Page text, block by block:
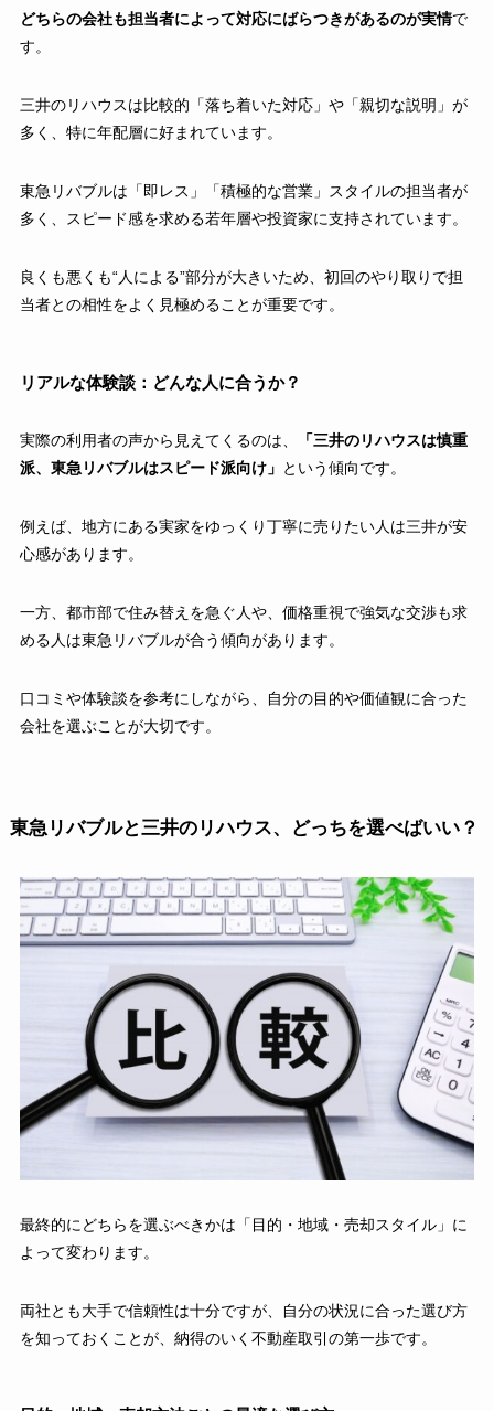
どちらの会社も担当者によって対応にばらつきがあるのが実情で
す。
三井のリハウスは比較的「落ち着いた対応」や「親切な説明」が
多く、特に年配層に好まれています。
東急リバブルは「即レス」「積極的な営業」スタイルの担当者が
多く、スピード感を求める若年層や投資家に支持されています。
良くも悪くも“人による”部分が大きいため、初回のやり取りで担
当者との相性をよく見極めることが重要です。
リアルな体験談：どんな人に合うか？
実際の利用者の声から見えてくるのは、
「三井のリハウスは慎重
派、東急リバブルはスピード派向け」 という傾向です。
例えば、地方にある実家をゆっくり丁寧に売りたい人は三井が安
心感があります。
一方、都市部で住み替えを急ぐ人や、価格重視で強気な交渉も求
める人は東急リバブルが合う傾向があります。
口コミや体験談を参考にしながら、自分の目的や価値観に合った
会社を選ぶことが大切です。
東急リバブルと三井のリハウス、どっちを選べばいい？
最終的にどちらを選ぶべきかは「目的・地域・売却スタイル」に
よって変わります。
両社とも大手で信頼性は十分ですが、自分の状況に合った選び方
を知っておくことが、納得のいく不動産取引の第一歩です。